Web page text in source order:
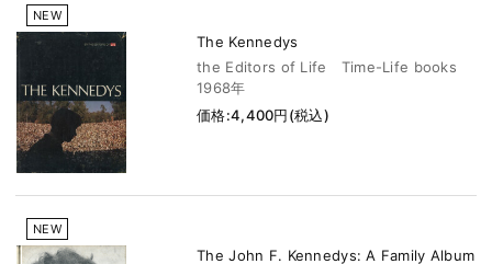
NEW
The Kennedys
the Editors of Life Time-Life books
1968年
価格:4,400円(税込)
NEW
The John F. Kennedys: A Family Album